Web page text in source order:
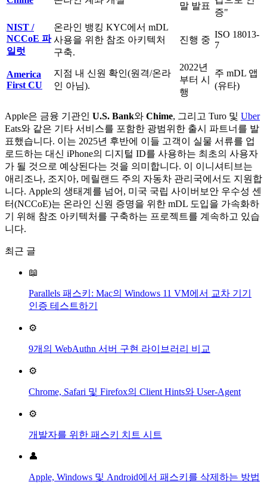
말 발표
증"
NIST /
NCCoE 파
일럿
온라인 뱅킹 KYC에서 mDL
사용을 위한 참조 아키텍처
구축.
진행 중
ISO 18013-
7
America
First CU
지점 내 신원 확인(원격/온라
인 아님).
2022년
부터 시
행
주 mDL 앱
(유타)
Apple은 금융 기관인 U.S. Bank와 Chime, 그리고 Turo 및 Uber
Eats와 같은 기타 서비스를 포함한 광범위한 출시 파트너를 발
표했습니다. 이는 2025년 후반에 이들 고객이 실물 서류를 업
로드하는 대신 iPhone의 디지털 ID를 사용하는 최초의 사용자
가 될 것으로 예상된다는 것을 의미합니다. 이 이니셔티브는
애리조나, 조지아, 메릴랜드 주의 자동차 관리국에서도 지원합
니다. Apple의 생태계를 넘어, 미국 국립 사이버보안 우수성 센
터(NCCoE)는 온라인 신원 증명을 위한 mDL 도입을 가속화하
기 위해 참조 아키텍처를 구축하는 프로젝트를 계속하고 있습
니다.
최근 글
📖
Parallels 패스키: Mac의 Windows 11 VM에서 교차 기기
인증 테스트하기
⚙️
9개의 WebAuthn 서버 구현 라이브러리 비교
⚙️
Chrome, Safari 및 Firefox의 Client Hints와 User-Agent
⚙️
개발자를 위한 패스키 치트 시트
👤
Apple, Windows 및 Android에서 패스키를 삭제하는 방법